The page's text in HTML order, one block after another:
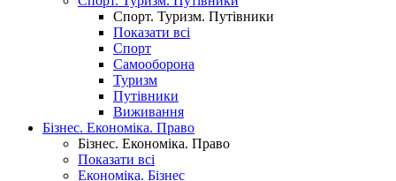
Спорт. Туризм. Путівники
Показати всі
Спорт
Самооборона
Туризм
Путівники
Виживання
Бізнес. Економіка. Право
Бізнес. Економіка. Право
Показати всі
Економіка. Бізнес